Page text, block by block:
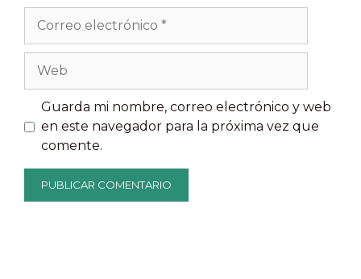
electrónico
Guarda mi nombre, correo electrónico y web
en este navegador para la próxima vez que
comente.